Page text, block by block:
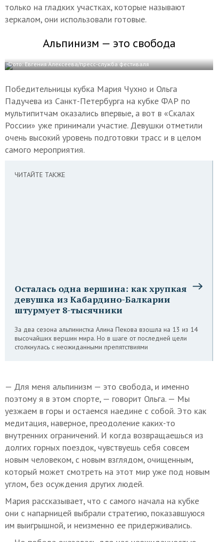
только на гладких участках, которые называют
зеркалом, они использовали готовые.
Альпинизм — это свобода
Фото: Евгения Алексеева/пресс-служба фестиваля
Победительницы кубка Мария Чухно и Ольга
Падучева из Санкт-Петербурга на кубке ФАР по
мультипитчам оказались впервые, а вот в «Скалах
России» уже принимали участие. Девушки отметили
очень высокий уровень подготовки трасс и в целом
самого мероприятия.
ЧИТАЙТЕ ТАКЖЕ
Осталась одна вершина: как хрупкая
девушка из Кабардино-Балкарии
штурмует 8-тысячники
За два сезона альпинистка Алина Пекова взошла на 13 из 14
высочайших вершин мира. Но в шаге от последней цели
столкнулась с неожиданными препятствиями
— Для меня альпинизм — это свобода, и именно
поэтому я в этом спорте, — говорит Ольга. — Мы
уезжаем в горы и остаемся наедине с собой. Это как
медитация, наверное, преодоление каких-то
внутренних ограничений. И когда возвращаешься из
долгих горных поездок, чувствуешь себя совсем
новым человеком, с новым взглядом, очищенным,
который может смотреть на этот мир уже под новым
углом, без осуждения других людей.
Мария рассказывает, что с самого начала на кубке
они с напарницей выбрали стратегию, показавшуюся
им выигрышной, и неизменно ее придерживались.